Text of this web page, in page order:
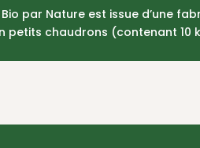
par Nature est issue d’une
petits chaudrons (contenant